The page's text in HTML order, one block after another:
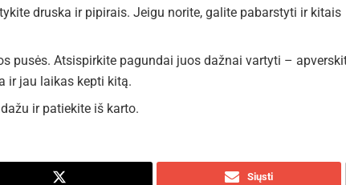
druska ir pipirais. Jeigu norite, galite pabarstyti ir kitais
pusės. Atsispirkite pagundai juos dažnai vartyti –
ir jau laikas kepti kitą.
ir patiekite iš karto.
Siųsti